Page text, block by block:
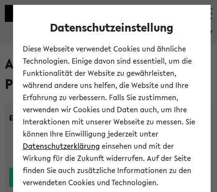
eKVV
Alle noch stattfindenden
Prüfungen
Einrichtung:
Datenschutzeinstellung
Diese Webseite verwendet Cookies und ähnliche
Technologien. Einige davon sind essentiell, um die
Funktionalität der Website zu gewährleisten,
während andere uns helfen, die Website und Ihre
Erfahrung zu verbessern. Falls Sie zustimmen,
verwenden wir Cookies und Daten auch, um Ihre
Interaktionen mit unserer Webseite zu messen. Sie
können Ihre Einwilligung jederzeit unter
Datenschutzerklärung einsehen und mit der
Wirkung für die Zukunft widerrufen. Auf der Seite
finden Sie auch zusätzliche Informationen zu den
verwendeten Cookies und Technologien.